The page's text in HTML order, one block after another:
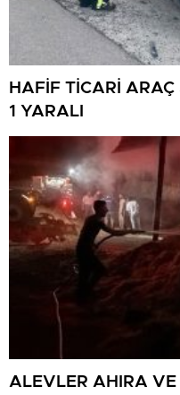
HAFİF TİCARİ
1 YARALI
ALEVLER AHIRA